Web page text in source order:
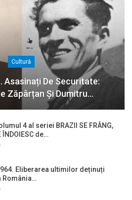
Cultură
Asasinați De Securitate:
Zăpârțan Și Dumitru…
4 al seriei BRAZII SE FRÂNG,
ÎNDOIESC de…
Eliberarea ultimilor deținuți
România…